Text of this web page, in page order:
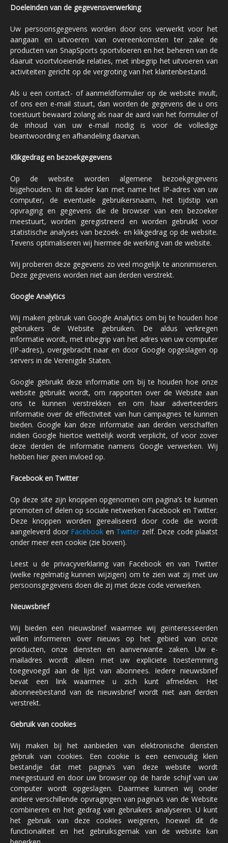
Doeleinden van de gegevensverwerking
Uw persoonsgegevens worden door ons verwerkt voor het
aangaan en uitvoeren van overeenkomsten ter zake de
producten van SnapSports sportvloeren en het beheren van de
daaruit voortvloeiende relaties, met inbegrip het uitvoeren van
activiteiten gericht op de vergroting van het klantenbestand.
Als u een contact- of aanmeldformulier op de website invult,
of ons een e-mail stuurt, dan worden de gegevens die u ons
toestuurt bewaard zolang als naar de aard van het formulier of
de inhoud van uw e-mail nodig is voor de volledige
beantwoording en afhandeling daarvan.
Klikgedrag en bezoekgegevens
Op de website worden algemene bezoekgegevens
bijgehouden. In dit kader kan met name het IP-adres van uw
computer, de eventuele gebruikersnaam, het tijdstip van
opvraging en gegevens die de browser van een bezoeker
meestuurt, worden geregistreerd en worden gebruikt voor
statistische analyses van bezoek- en klikgedrag op de website.
Tevens optimaliseren wij hiermee de werking van de website.
Wij proberen deze gegevens zo veel mogelijk te anonimiseren.
Deze gegevens worden niet aan derden verstrekt.
Google Analytics
Wij maken gebruik van Google Analytics om bij te houden hoe
gebruikers de Website gebruiken. De aldus verkregen
informatie wordt, met inbegrip van het adres van uw computer
(IP-adres), overgebracht naar en door Google opgeslagen op
servers in de Verenigde Staten.
Google gebruikt deze informatie om bij te houden hoe onze
website gebruikt wordt, om rapporten over de Website aan
ons te kunnen verstrekken en om haar adverteerders
informatie over de effectiviteit van hun campagnes te kunnen
bieden. Google kan deze informatie aan derden verschaffen
indien Google hiertoe wettelijk wordt verplicht, of voor zover
deze derden de informatie namens Google verwerken. Wij
hebben hier geen invloed op.
Facebook en Twitter
Op deze site zijn knoppen opgenomen om pagina’s te kunnen
promoten of delen op sociale netwerken Facebook en Twitter.
Deze knoppen worden gerealiseerd door code die wordt
aangeleverd door Facebook en Twitter zelf. Deze code plaatst
onder meer een cookie (zie boven).
Leest u de privacyverklaring van Facebook en van Twitter
(welke regelmatig kunnen wijzigen) om te zien wat zij met uw
persoonsgegevens doen die zij met deze code verwerken.
Nieuwsbrief
Wij bieden een nieuwsbrief waarmee wij geïnteresseerden
willen informeren over nieuws op het gebied van onze
producten, onze diensten en aanverwante zaken. Uw e-
mailadres wordt alleen met uw expliciete toestemming
toegevoegd aan de lijst van abonnees. Iedere nieuwsbrief
bevat een link waarmee u zich kunt afmelden. Het
abonneebestand van de nieuwsbrief wordt niet aan derden
verstrekt.
Gebruik van cookies
Wij maken bij het aanbieden van elektronische diensten
gebruik van cookies. Een cookie is een eenvoudig klein
bestandje dat met pagina’s van deze website wordt
meegestuurd en door uw browser op de harde schijf van uw
computer wordt opgeslagen. Daarmee kunnen wij onder
andere verschillende opvragingen van pagina’s van de Website
combineren en het gedrag van gebruikers analyseren. U kunt
het gebruik van deze cookies weigeren, hoewel dit de
functionaliteit en het gebruiksgemak van de website kan